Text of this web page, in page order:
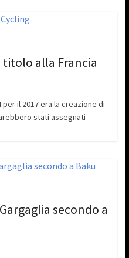
alla Francia
il 2017 era la creazione di
stati assegnati
secondo a